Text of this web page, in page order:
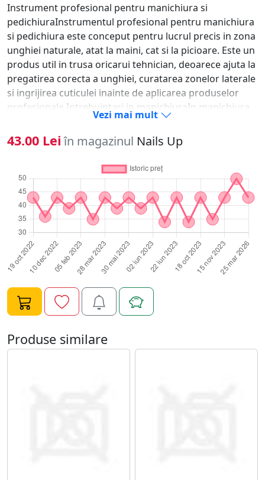
Instrument profesional pentru manichiura si
pedichiuraInstrumentul profesional pentru manichiura
si pedichiura este conceput pentru lucrul precis in zona
unghiei naturale, atat la maini, cat si la picioare. Este un
produs util in trusa oricarui tehnician, deoarece ajuta la
pregatirea corecta a unghiei, curatarea zonelor laterale
si ingrijirea cuticulei inainte de aplicarea produselor
profesionale.Intrebuintari in manichiuraIn manichiura,
instrumentul poate fi folosit pentru impingerea
cuticulei, curatarea placii unghiale, indepartarea
impuritatilor si pregatirea suprafetei inainte de
aplicarea bazei, ojei semipermanente, gelului UV,
polygelului sau acrygelului. O pregatire corecta ajuta la
reducerea riscului de lifting si contribuie la un rezultat
final mai curat si mai rezistent.Intrebuintari in
pedichiuraIn pedichiura, instrumentul este util pentru
curatarea marginilor unghiei, indepartarea delicata a
impuritatilor si lucrul in zonele care necesita mai multa
precizie. Pedichiura necesita atentie suplimentara,
deoarece unghiile de la picioare pot fi mai sensibile, iar
zonele laterale trebuie lucrate cu grija pentru a evita
disconfortul.Avantajele instrumentelor cu doua
capeteInstrumentele cu doua capete sunt apreciate in
salon deoarece permit mai multe tipuri de miscari si
intrebuintari cu un singur produs. In functie de forma
Vezi mai mult
43.00 Lei în magazinul Nails Up
Produse similare